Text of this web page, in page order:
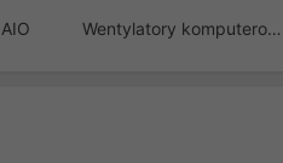
Wentylatory komputerowe